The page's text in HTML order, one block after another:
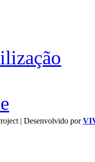
| Desenvolvido por